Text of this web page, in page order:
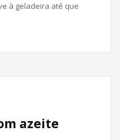
à geladeira até que
azeite